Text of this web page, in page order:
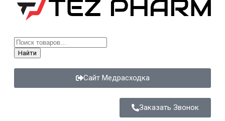
Найти
Сайт Медрасходка
Заказать Звонок